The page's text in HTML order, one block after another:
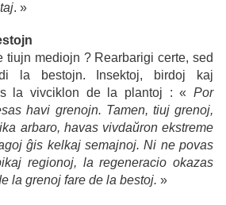
. »
tiujn mediojn ? Rearbarigi certe, sed
la bestojn. Insektoj, birdoj kaj
la vivciklon de la plantoj : « Por
havi grenojn. Tamen, tiuj grenoj,
arbaro, havas vivdaŭron ekstreme
ĝis kelkaj semajnoj. Ni ne povas
regionoj, la regeneracio okazas
la grenoj fare de la bestoj. »